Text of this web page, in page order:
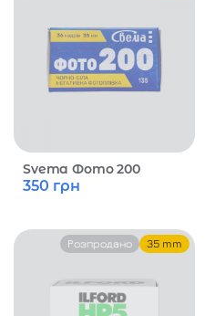
Svema Фото 200
350 грн
Розпродано 35 mm